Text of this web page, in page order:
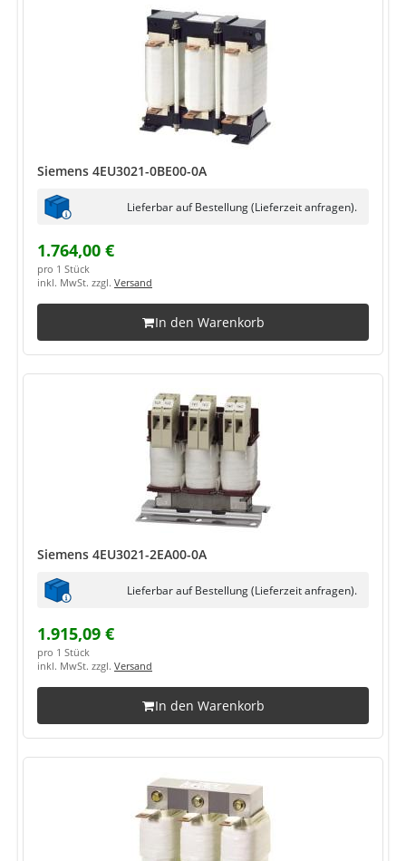
Siemens 4EU3021-0BE00-0A
Lieferbar auf Bestellung (Lieferzeit anfragen).
1.764,00 €
pro 1 Stück
inkl. MwSt. zzgl. Versand
In den Warenkorb
Siemens 4EU3021-2EA00-0A
Lieferbar auf Bestellung (Lieferzeit anfragen).
1.915,09 €
pro 1 Stück
inkl. MwSt. zzgl. Versand
In den Warenkorb